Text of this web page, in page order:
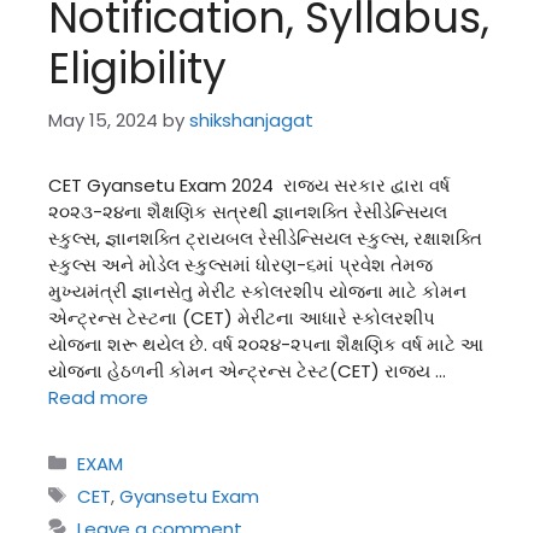
Notification, Syllabus,
Eligibility
May 15, 2024 byshikshanjagat
CET Gyansetu Exam 2024 રાજય સરકાર દ્વારા વર્ષ
૨૦૨૩-૨૪ના શૈક્ષણિક સત્રથી જ્ઞાનશક્તિ રેસીડેન્સિયલ
સ્કુલ્સ, જ્ઞાનશક્તિ ટ્રાયબલ રેસીડેન્સિયલ સ્કુલ્સ, રક્ષાશક્તિ
સ્કુલ્સ અને મોડેલ સ્કુલ્સમાં ધોરણ-૬માં પ્રવેશ તેમજ
મુખ્યમંત્રી જ્ઞાનસેતુ મેરીટ સ્કોલરશીપ યોજના માટે કોમન
એન્ટ્રન્સ ટેસ્ટના (CET) મેરીટના આધારે સ્કોલરશીપ
યોજના શરૂ થયેલ છે. વર્ષ ૨૦૨૪-૨૫ના શૈક્ષણિક વર્ષ માટે આ
યોજના હેઠળની કોમન એન્ટ્રન્સ ટેસ્ટ(CET) રાજય …
Read more
Categories
EXAM
Tags
CET,Gyansetu Exam